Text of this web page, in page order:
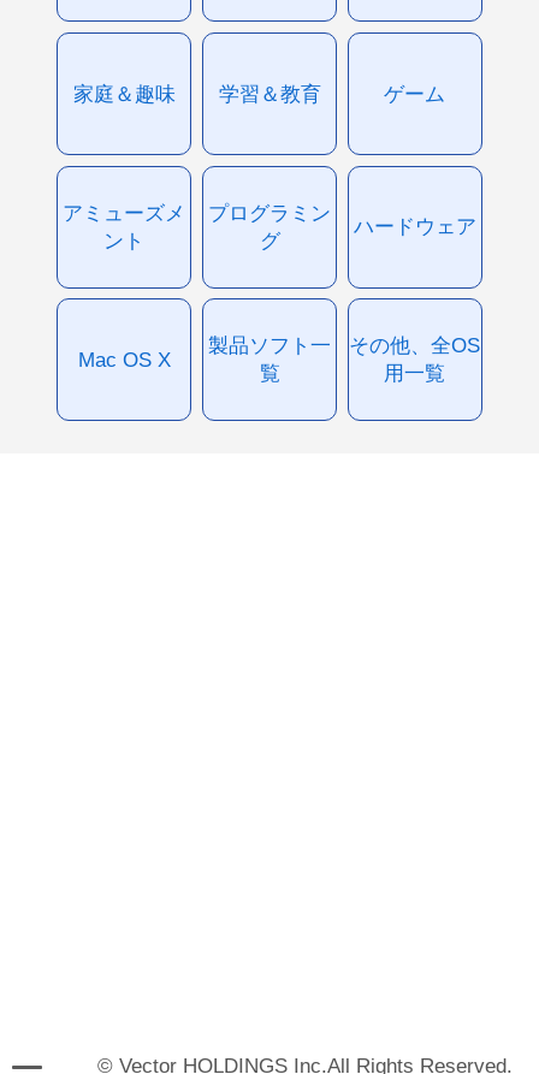
家庭＆趣味 学習＆教育 ゲーム
アミューズメ
ント
プログラミン
グ
ハードウェア
Mac OS X
製品ソフト一
覧
その他、全OS
用一覧
© Vector HOLDINGS Inc.All Rights Reserved.